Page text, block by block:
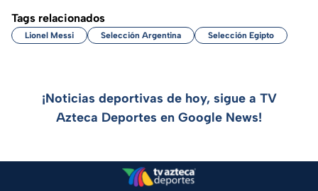
Tags relacionados
Lionel Messi Selección Argentina Selección Egipto
¡Noticias deportivas de hoy, sigue a TV
Azteca Deportes en Google News!